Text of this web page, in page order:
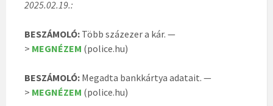
2025.02.19.:
BESZÁMOLÓ: Több százezer a kár. —
> MEGNÉZEM (police.hu)
BESZÁMOLÓ: Megadta bankkártya adatait. —
> MEGNÉZEM (police.hu)